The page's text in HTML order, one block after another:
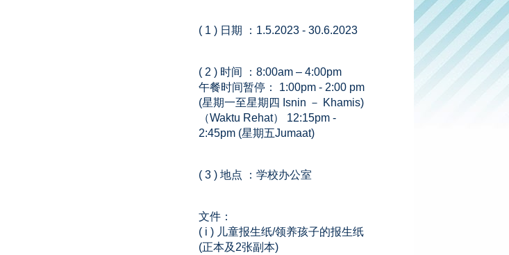
( 1 ) 日期 ：1.5.2023 - 30.6.2023
( 2 ) 时间 ：8:00am – 4:00pm
午餐时间暂停： 1:00pm - 2:00 pm
(星期一至星期四 Isnin － Khamis)
（Waktu Rehat） 12:15pm -
2:45pm (星期五Jumaat)
( 3 ) 地点 ：学校办公室
文件：
( i ) 儿童报生纸/领养孩子的报生纸
(正本及2张副本)